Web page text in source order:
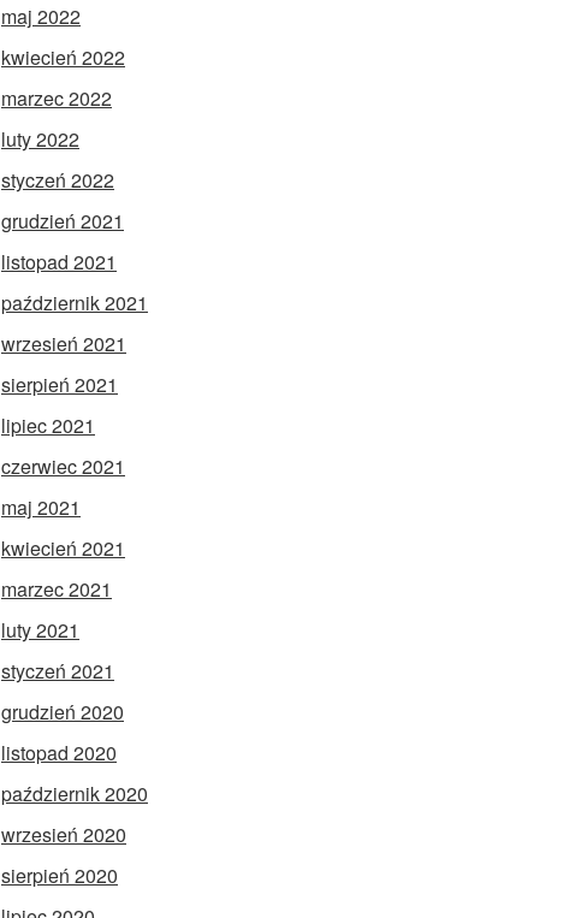
maj 2022
kwiecień 2022
marzec 2022
luty 2022
styczeń 2022
grudzień 2021
listopad 2021
październik 2021
wrzesień 2021
sierpień 2021
lipiec 2021
czerwiec 2021
maj 2021
kwiecień 2021
marzec 2021
luty 2021
styczeń 2021
grudzień 2020
listopad 2020
październik 2020
wrzesień 2020
sierpień 2020